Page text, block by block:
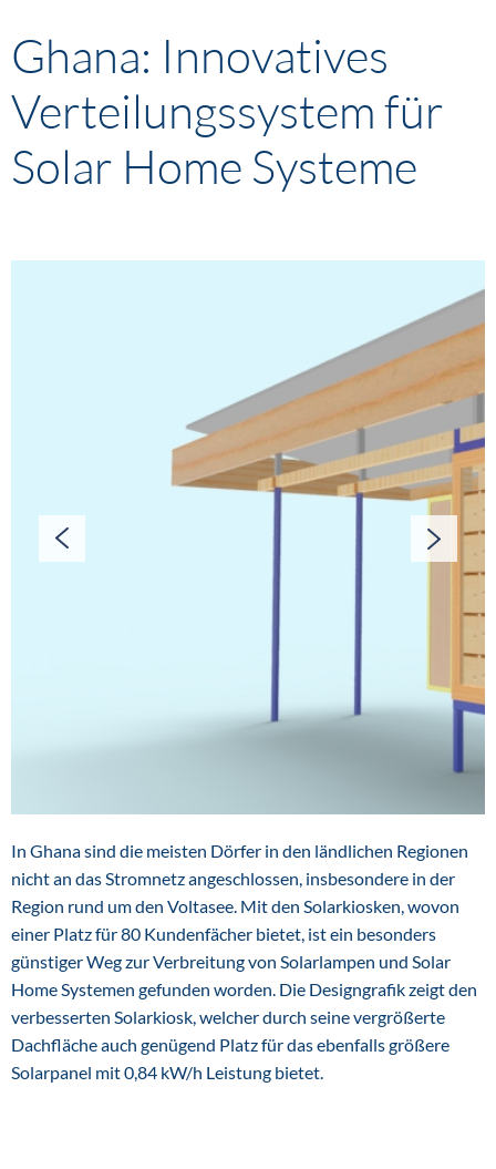
Ghana: Innovatives
Verteilungssystem für
Solar Home Systeme
In Ghana sind die meisten Dörfer in den ländlichen Regionen
nicht an das Stromnetz angeschlossen, insbesondere in der
Region rund um den Voltasee. Mit den Solarkiosken, wovon
einer Platz für 80 Kundenfächer bietet, ist ein besonders
günstiger Weg zur Verbreitung von Solarlampen und Solar
Home Systemen gefunden worden. Die Designgrafik zeigt den
verbesserten Solarkiosk, welcher durch seine vergrößerte
Dachfläche auch genügend Platz für das ebenfalls größere
Solarpanel mit 0,84 kW/h Leistung bietet.